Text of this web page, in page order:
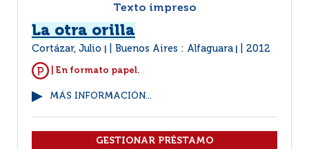
Texto impreso
La otra orilla
Cortázar, Julio Buenos Aires : Alfaguara 2012
| En formato papel.
MÁS INFORMACIÓN...